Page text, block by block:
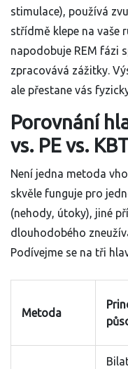
stimulace), používá
střídmě klepe na vaše
napodobuje REM fázi
zpracovává zážitky.
ale přestane vás
Porovnání
vs. PE vs.
Není jedna metoda
skvěle funguje pro
(nehody, útoky), jiné
dlouhodobého
Podívejme se na tři
Metoda